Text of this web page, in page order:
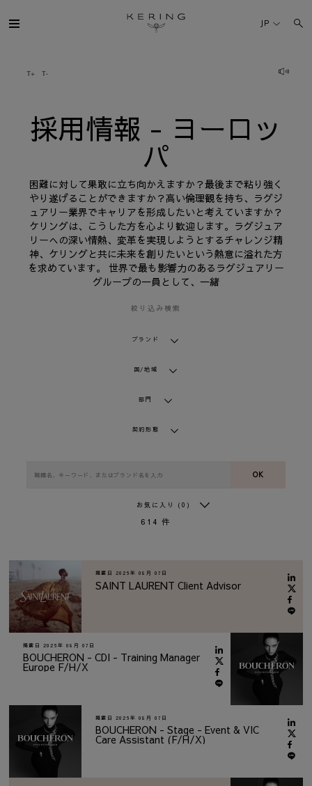
用
情
人材
サステナビリティ
FINANCE
プレスルーム
採用情報
JP
採用情報 - ヨーロッ
パ
困難に対して果敢に立ち向かえますか？最後まで粘り強く
やり遂げることができますか？高い倫理観を持ち、ラグジ
ュアリー業界でキャリアを形成したいと考えていますか？
ケリングは、こうした方を心より歓迎します。ラグジュア
リーへの深い情熱、変革を実現しようとするチャレンジ精
神、ケリングと共に未来を創りたいという熱意に溢れた方
を求めています。 世界で最も影響力のあるラグジュアリー
グループの一員として、一緒
絞り込み検索
ブランド
国/地域
部門
契約形態
OK
お気に入り (0)
614 件
掲載日 2026年 08月 07日
SAINT LAURENT Client Advisor
掲載日 2026年 08月 07日
BOUCHERON - CDI - Training Manager
Europe F/H/X
掲載日 2026年 08月 07日
BOUCHERON - Stage - Event & VIC
Care Assistant (F/H/X)